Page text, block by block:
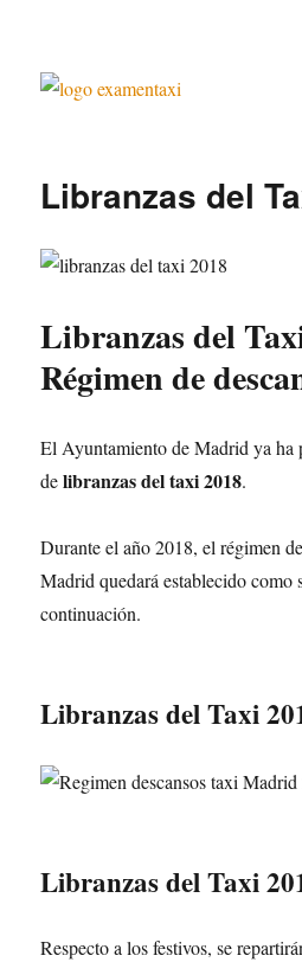
Libranzas del
Libranzas del
Régimen de
El Ayuntamiento de Madrid ya ha
delibranzas del taxi 2018.
Durante el año 2018, el régimen
Madrid quedará establecido como
continuación.
Libranzas del Taxi
Libranzas del Taxi
Respecto a los festivos, se